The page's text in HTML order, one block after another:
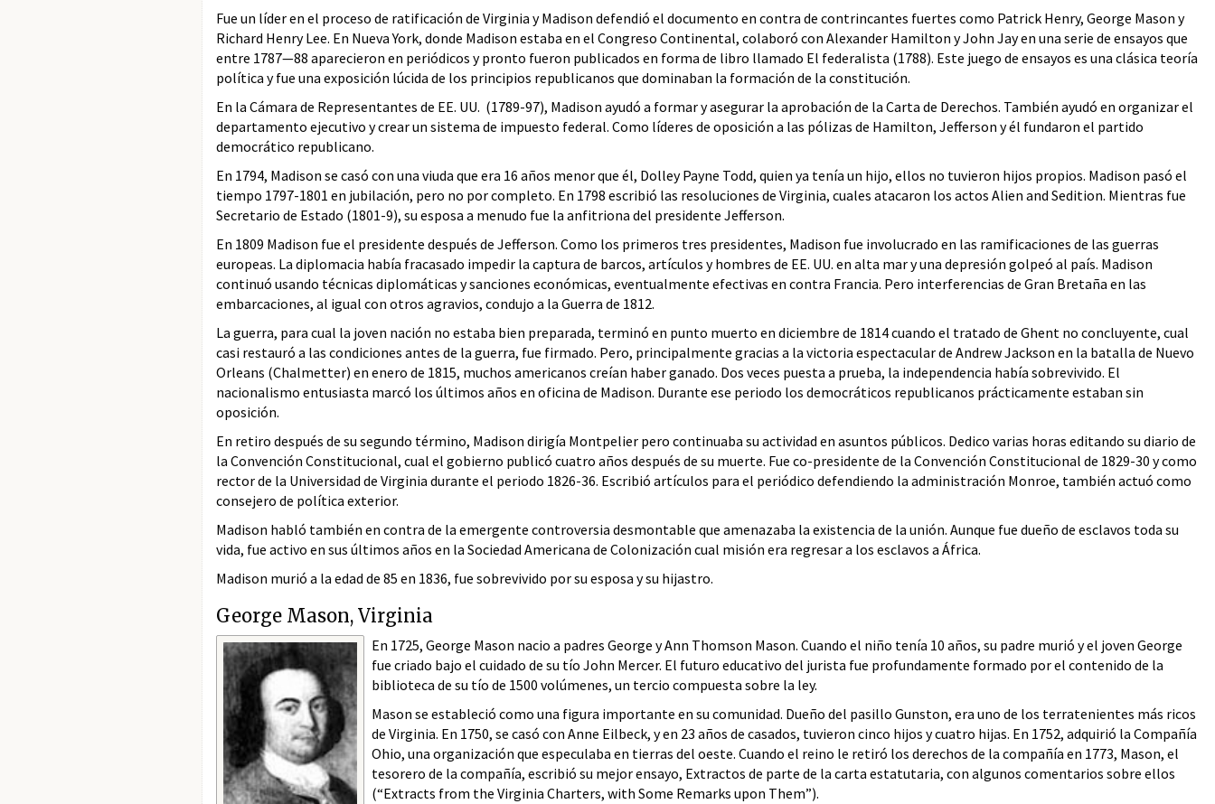
Fue un líder en el proceso de ratificación de Virginia y Madison defendió el documento en contra de contrincantes fuertes como Patrick Henry, George Mason y
Richard Henry Lee. En Nueva York, donde Madison estaba en el Congreso Continental, colaboró con Alexander Hamilton y John Jay en una serie de ensayos que
entre 1787—88 aparecieron en periódicos y pronto fueron publicados en forma de libro llamado El federalista (1788). Este juego de ensayos es una clásica teoría
política y fue una exposición lúcida de los principios republicanos que dominaban la formación de la constitución.
En la Cámara de Representantes de EE. UU. (1789-97), Madison ayudó a formar y asegurar la aprobación de la Carta de Derechos. También ayudó en organizar el
departamento ejecutivo y crear un sistema de impuesto federal. Como líderes de oposición a las pólizas de Hamilton, Jefferson y él fundaron el partido
democrático republicano.
En 1794, Madison se casó con una viuda que era 16 años menor que él, Dolley Payne Todd, quien ya tenía un hijo, ellos no tuvieron hijos propios. Madison pasó el
tiempo 1797-1801 en jubilación, pero no por completo. En 1798 escribió las resoluciones de Virginia, cuales atacaron los actos Alien and Sedition. Mientras fue
Secretario de Estado (1801-9), su esposa a menudo fue la anfitriona del presidente Jefferson.
En 1809 Madison fue el presidente después de Jefferson. Como los primeros tres presidentes, Madison fue involucrado en las ramificaciones de las guerras
europeas. La diplomacia había fracasado impedir la captura de barcos, artículos y hombres de EE. UU. en alta mar y una depresión golpeó al país. Madison
continuó usando técnicas diplomáticas y sanciones económicas, eventualmente efectivas en contra Francia. Pero interferencias de Gran Bretaña en las
embarcaciones, al igual con otros agravios, condujo a la Guerra de 1812.
La guerra, para cual la joven nación no estaba bien preparada, terminó en punto muerto en diciembre de 1814 cuando el tratado de Ghent no concluyente, cual
casi restauró a las condiciones antes de la guerra, fue firmado. Pero, principalmente gracias a la victoria espectacular de Andrew Jackson en la batalla de Nuevo
Orleans (Chalmetter) en enero de 1815, muchos americanos creían haber ganado. Dos veces puesta a prueba, la independencia había sobrevivido. El
nacionalismo entusiasta marcó los últimos años en oficina de Madison. Durante ese periodo los democráticos republicanos prácticamente estaban sin
oposición.
En retiro después de su segundo término, Madison dirigía Montpelier pero continuaba su actividad en asuntos públicos. Dedico varias horas editando su diario de
la Convención Constitucional, cual el gobierno publicó cuatro años después de su muerte. Fue co-presidente de la Convención Constitucional de 1829-30 y como
rector de la Universidad de Virginia durante el periodo 1826-36. Escribió artículos para el periódico defendiendo la administración Monroe, también actuó como
consejero de política exterior.
Madison habló también en contra de la emergente controversia desmontable que amenazaba la existencia de la unión. Aunque fue dueño de esclavos toda su
vida, fue activo en sus últimos años en la Sociedad Americana de Colonización cual misión era regresar a los esclavos a África.
Madison murió a la edad de 85 en 1836, fue sobrevivido por su esposa y su hijastro.
George Mason, Virginia
En 1725, George Mason nacio a padres George y Ann Thomson Mason. Cuando el niño tenía 10 años, su padre murió y el joven George
fue criado bajo el cuidado de su tío John Mercer. El futuro educativo del jurista fue profundamente formado por el contenido de la
biblioteca de su tío de 1500 volúmenes, un tercio compuesta sobre la ley.
Mason se estableció como una figura importante en su comunidad. Dueño del pasillo Gunston, era uno de los terratenientes más ricos
de Virginia. En 1750, se casó con Anne Eilbeck, y en 23 años de casados, tuvieron cinco hijos y cuatro hijas. En 1752, adquirió la Compañía
Ohio, una organización que especulaba en tierras del oeste. Cuando el reino le retiró los derechos de la compañía en 1773, Mason, el
tesorero de la compañía, escribió su mejor ensayo, Extractos de parte de la carta estatutaria, con algunos comentarios sobre ellos
(“Extracts from the Virginia Charters, with Some Remarks upon Them”).